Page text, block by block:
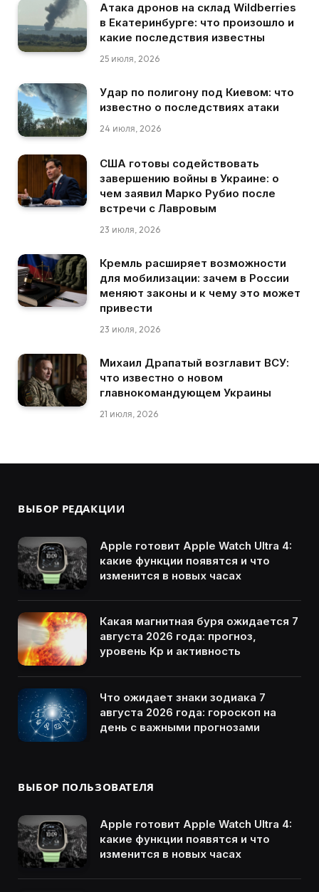
Атака дронов на склад Wildberries
в Екатеринбурге: что произошло и
какие последствия известны
25 июля, 2026
Удар по полигону под Киевом: что
известно о последствиях атаки
24 июля, 2026
США готовы содействовать
завершению войны в Украине: о
чем заявил Марко Рубио после
встречи с Лавровым
23 июля, 2026
Кремль расширяет возможности
для мобилизации: зачем в России
меняют законы и к чему это может
привести
23 июля, 2026
Михаил Драпатый возглавит ВСУ:
что известно о новом
главнокомандующем Украины
21 июля, 2026
ВЫБОР РЕДАКЦИИ
Apple готовит Apple Watch Ultra 4:
какие функции появятся и что
изменится в новых часах
Какая магнитная буря ожидается 7
августа 2026 года: прогноз,
уровень Kp и активность
Что ожидает знаки зодиака 7
августа 2026 года: гороскоп на
день с важными прогнозами
ВЫБОР ПОЛЬЗОВАТЕЛЯ
Apple готовит Apple Watch Ultra 4:
какие функции появятся и что
изменится в новых часах